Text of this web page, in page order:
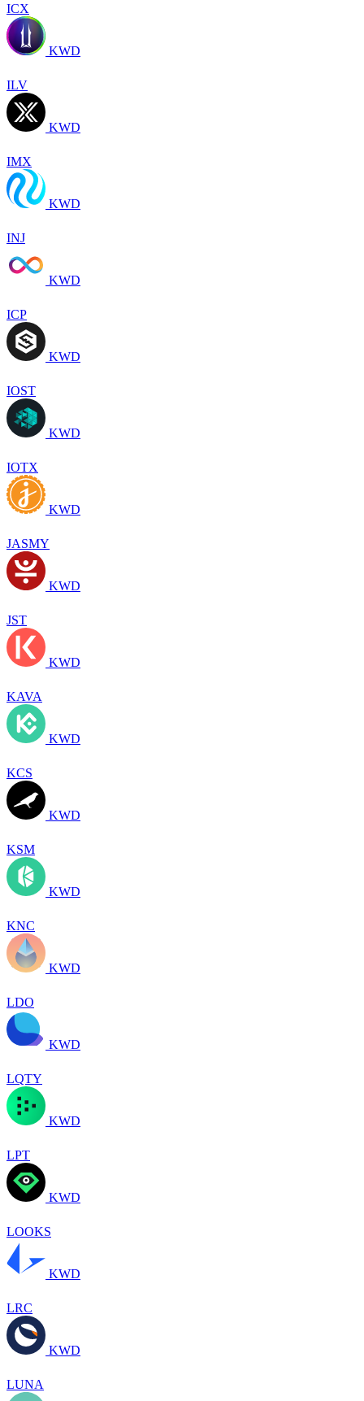
ICX
KWD
ILV
KWD
IMX
KWD
INJ
KWD
ICP
KWD
IOST
KWD
IOTX
KWD
JASMY
KWD
JST
KWD
KAVA
KWD
KCS
KWD
KSM
KWD
KNC
KWD
LDO
KWD
LQTY
KWD
LPT
KWD
LOOKS
KWD
LRC
KWD
LUNA